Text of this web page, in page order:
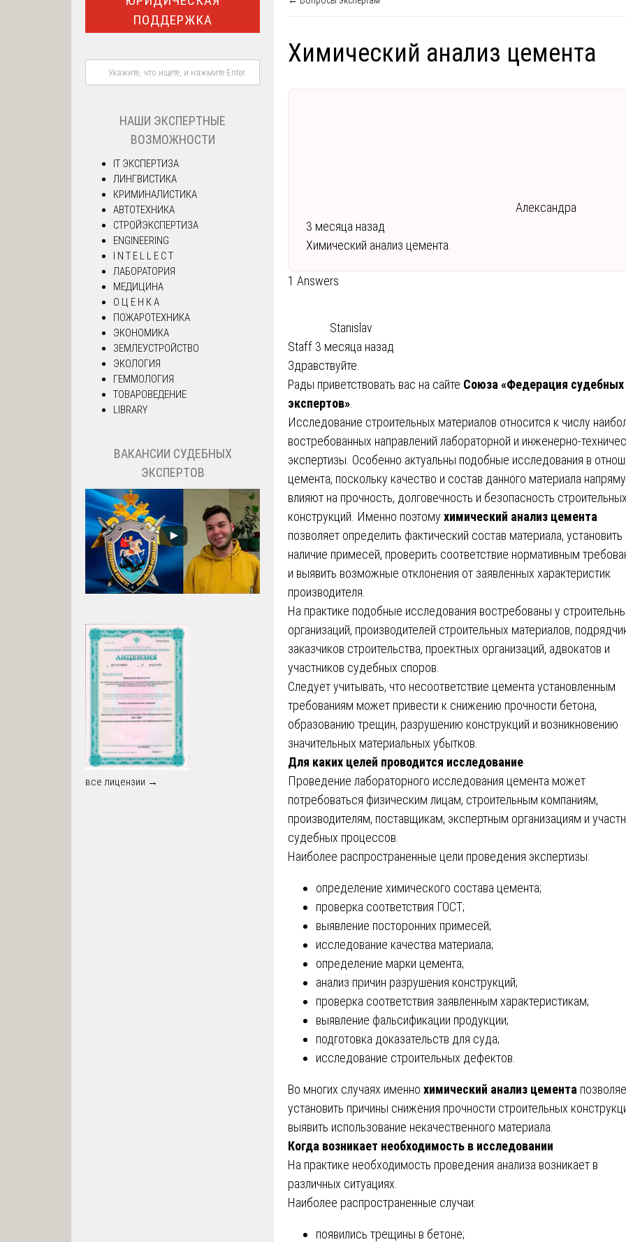
Химический анализ цемента
Александра
3 месяца назад
Химический анализ цемента.
1 Answers
Stanislav
Staff 3 месяца назад
Здравствуйте.
Рады приветствовать вас на сайте Союза «Федерация судебных
экспертов»
Исследование строительных материалов относится к числу
востребованных направлений лабораторной и инженерно-
экспертизы. Особенно актуальны подобные исследования в
цемента, поскольку качество и состав данного материала
влияют на прочность, долговечность и безопасность
конструкций. Именно поэтому химический анализ цемента
позволяет определить фактический состав материала, установить
наличие примесей, проверить соответствие нормативным
и выявить возможные отклонения от заявленных характеристик
производителя.
На практике подобные исследования востребованы у
организаций, производителей строительных материалов,
заказчиков строительства, проектных организаций, адвокатов и
участников судебных споров.
Следует учитывать, что несоответствие цемента установленным
требованиям может привести к снижению прочности бетона,
образованию трещин, разрушению конструкций и возникновению
значительных материальных убытков.
Для каких целей проводится исследование
Проведение лабораторного исследования цемента может
потребоваться физическим лицам, строительным компаниям,
производителям, поставщикам, экспертным организациям и
судебных процессов.
Наиболее распространенные цели проведения экспертизы:
определение химического состава цемента;
проверка соответствия ГОСТ;
выявление посторонних примесей;
исследование качества материала;
определение марки цемента;
анализ причин разрушения конструкций;
проверка соответствия заявленным характеристикам;
выявление фальсификации продукции;
подготовка доказательств для суда;
исследование строительных дефектов.
Во многих случаях именно химический анализ цемента
установить причины снижения прочности строительных
выявить использование некачественного материала.
Когда возникает необходимость в исследовании
На практике необходимость проведения анализа возникает в
различных ситуациях.
Наиболее распространенные случаи:
появились трещины в бетоне;
ПОДДЕРЖКА
НАШИ ЭКСПЕРТНЫЕ
ВОЗМОЖНОСТИ
IT ЭКСПЕРТИЗА
ЛИНГВИСТИКА
КРИМИНАЛИСТИКА
АВТОТЕХНИКА
СТРОЙЭКСПЕРТИЗА
ENGINEERING
I N T E L L E C T
ЛАБОРАТОРИЯ
МЕДИЦИНА
О Ц Е Н К А
ПОЖАРОТЕХНИКА
ЭКОНОМИКА
ЗЕМЛЕУСТРОЙСТВО
ЭКОЛОГИЯ
ГЕММОЛОГИЯ
ТОВАРОВЕДЕНИЕ
LIBRARY
ВАКАНСИИ СУДЕБНЫХ
ЭКСПЕРТОВ
все лицензии →